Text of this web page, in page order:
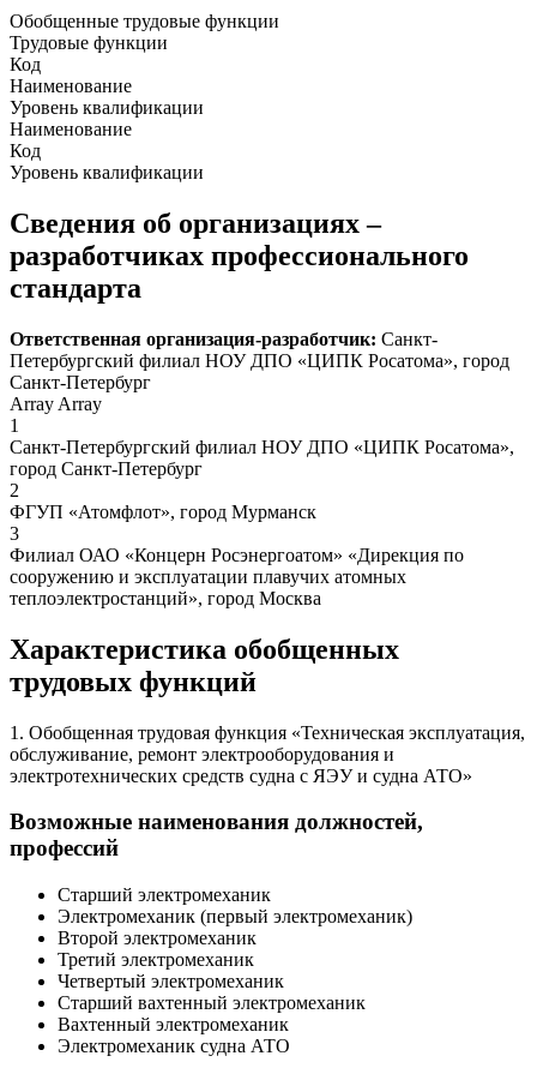
Обобщенные трудовые функции
Трудовые функции
Код
Наименование
Уровень квалификации
Наименование
Код
Уровень квалификации
Сведения об организациях –
разработчиках профессионального
стандарта
Ответственная организация-разработчик: Санкт-
Петербургский филиал НОУ ДПО «ЦИПК Росатома», город
Санкт-Петербург
Array Array
1
Санкт-Петербургский филиал НОУ ДПО «ЦИПК Росатома»,
город Санкт-Петербург
2
ФГУП «Атомфлот», город Мурманск
3
Филиал ОАО «Концерн Росэнергоатом» «Дирекция по
сооружению и эксплуатации плавучих атомных
теплоэлектростанций», город Москва
Характеристика обобщенных
трудовых функций
1. Обобщенная трудовая функция «Техническая эксплуатация,
обслуживание, ремонт электрооборудования и
электротехнических средств судна с ЯЭУ и судна АТО»
Возможные наименования должностей,
профессий
Старший электромеханик
Электромеханик (первый электромеханик)
Второй электромеханик
Третий электромеханик
Четвертый электромеханик
Старший вахтенный электромеханик
Вахтенный электромеханик
Электромеханик судна АТО